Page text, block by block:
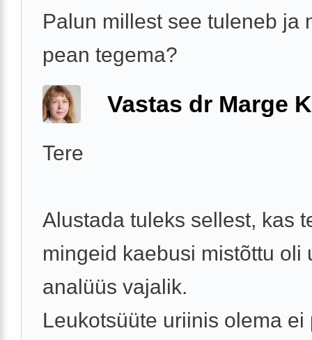
Palun millest see tuleneb ja
pean tegema?
Vastas dr Marge
Tere
Alustada tuleks sellest, kas
mingeid kaebusi mistõttu oli
analüüs vajalik.
Leukotsüüte uriinis olema ei